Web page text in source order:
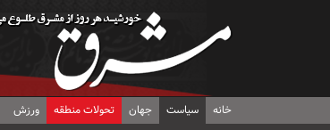
خانه سیاست جهان تحولات منطقه ورزش